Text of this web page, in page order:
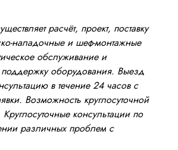
расчёт, проект, поставку
наладочные и шеф-монтажные
обслуживание и
поддержку оборудования. Выезд
в течение 24 часов с
Возможность круглосуточной
консультации по
различных проблем с